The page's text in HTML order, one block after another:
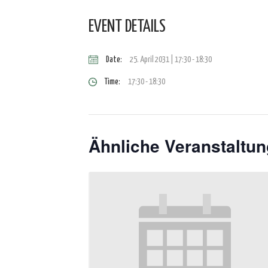
EVENT DETAILS
Date: 25. April 2031 | 17:30-18:30
Time: 17:30 - 18:30
Ähnliche